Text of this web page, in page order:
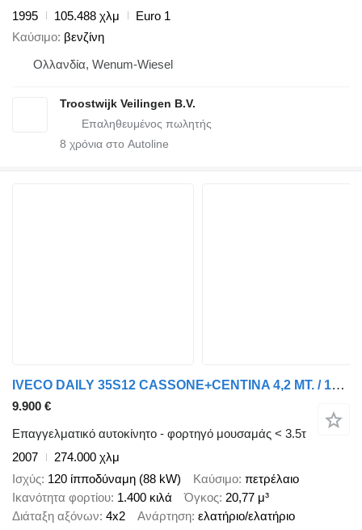
1995
105.488 χλμ
Euro 1
Καύσιμο βενζίνη
Ολλανδία, Wenum-Wiesel
Troostwijk Veilingen B.V.
8 χρόνια στο Autoline
IVECO DAILY 35S12 CASSONE+CENTINA 4,2 MT. / 14 Q.LI !!!
9.900 €
Επαγγελματικό αυτοκίνητο - φορτηγό μουσαμάς < 3.5τ
2007
274.000 χλμ
Ισχύς 120 ίπποδύναμη (88 kW) Καύσιμο πετρέλαιο
Ικανότητα φορτίου 1.400 κιλά Όγκος 20,77 μ³
Διάταξη αξόνων 4x2 Ανάρτηση ελατήριο/ελατήριο